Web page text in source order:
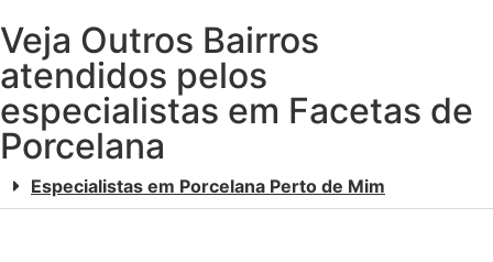
Veja Outros Bairros
atendidos pelos
especialistas em Facetas de
Porcelana
Especialistas em Porcelana Perto de Mim